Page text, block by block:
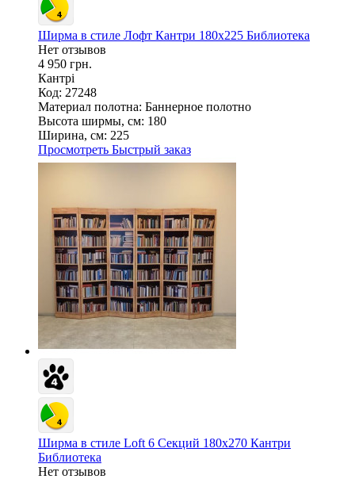
Ширма в стиле Лофт Кантри 180х225 Библиотека
Нет отзывов
4 950 грн.
Кантрі
Код: 27248
Материал полотна: Баннерное полотно
Высота ширмы, см: 180
Ширина, см: 225
Просмотреть Быстрый заказ
Ширма в стиле Loft 6 Секций 180х270 Кантри
Библиотека
Нет отзывов